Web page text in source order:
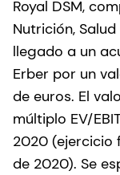
Royal DSM,
Nutrición,
llegado a un
Erber por un
de euros. El
múltiplo EV/
2020 (ejercicio
de 2020). Se